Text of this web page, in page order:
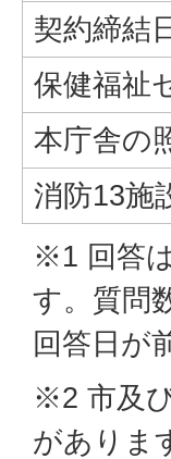
契約締結
保健福祉
本庁舎の
消防13施
※1 回答
す。質問
回答日が
※2 市及
がありま